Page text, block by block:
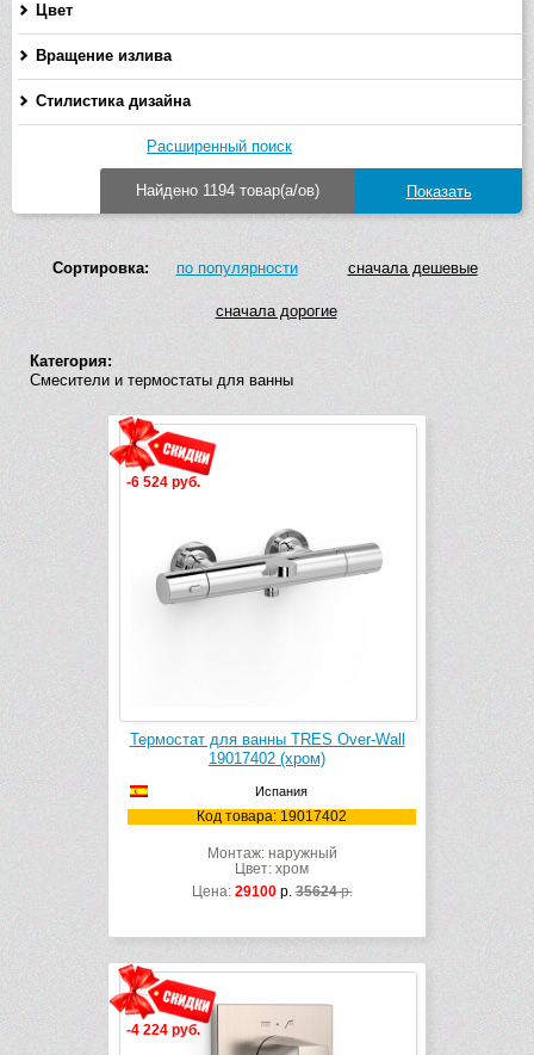
Цвет
Вращение излива
Стилистика дизайна
Расширенный поиск
Найдено 1194 товар(а/ов)
Сортировка: по популярности сначала дешевые
сначала дорогие
Категория:
Смесители и термостаты для ванны
-6 524 руб.
Термостат для ванны TRES Over-Wall
19017402 (хром)
Испания
Код товара: 19017402
Монтаж: наружный
Цвет: хром
Цена: 29100р.35624р.
-4 224 руб.